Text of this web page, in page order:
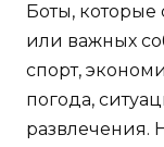
Боты,
или важных
спорт,
погода,
развлечения.